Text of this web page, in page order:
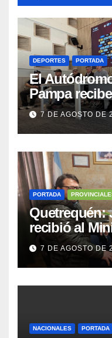
DEPORTES PORTADA
El
Pampa
Race y
de semana
7 DE AGOSTO DE
PORTADA
Quetrequén:
recibió al
Públicas y al
Vialidad para
Villa
7 DE AGOSTO DE
NACIONALES PORTADA